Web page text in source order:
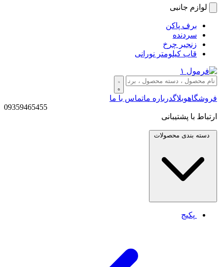
لوازم جانبی
برف پاکن
سردنده
زنجیر چرخ
قاب کیلومتر نورانی
فروشگاهوبلاگدرباره ماتماس با ما
09359465455
ارتباط با پشتیبانی
دسته بندی محصولات
پکیج